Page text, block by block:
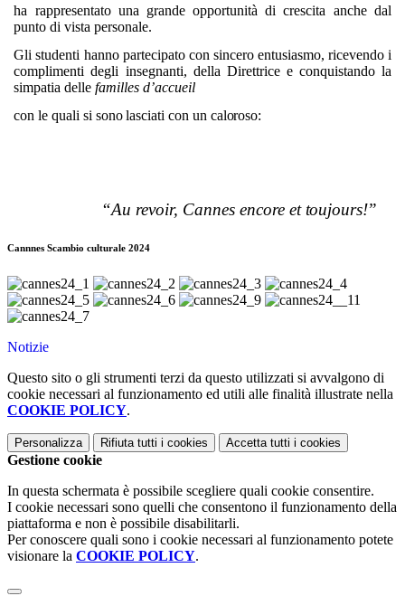
ha rappresentato una grande opportunità di crescita anche dal
punto di vista personale.
Gli studenti hanno partecipato con sincero entusiasmo, ricevendo i
complimenti degli insegnanti, della Direttrice e conquistando la
simpatia dellefamilles d’accueil
con le quali si sono lasciati con un caloroso:
“Au revoir, Cannes encore et toujours!”
Cannnes Scambio culturale 2024
Notizie
Questo sito o gli strumenti terzi da questo utilizzati si avvalgono di
cookie necessari al funzionamento ed utili alle finalità illustrate nella
COOKIE POLICY.
Personalizza Rifiuta tutti i cookies Accetta tutti i cookies
Gestione cookie
In questa schermata è possibile scegliere quali cookie consentire.
I cookie necessari sono quelli che consentono il funzionamento della
piattaforma e non è possibile disabilitarli.
Per conoscere quali sono i cookie necessari al funzionamento potete
visionare la COOKIE POLICY.